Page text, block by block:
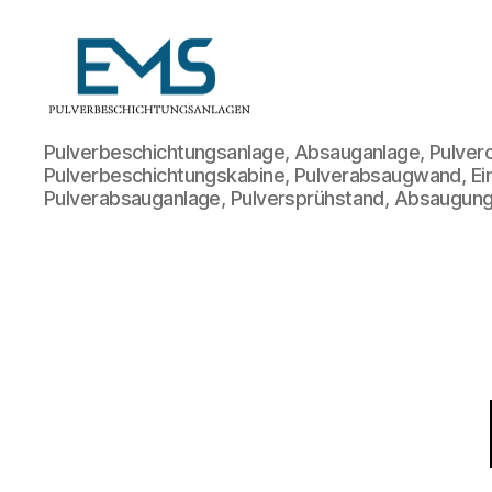
Pulverbeschichtungsanlage
Pulverbeschichtungsanlage, Absauganlage,
Pulverbeschichtungskabine, Pulverabsaugwand,
Pulverabsauganlage, Pulversprühstand,